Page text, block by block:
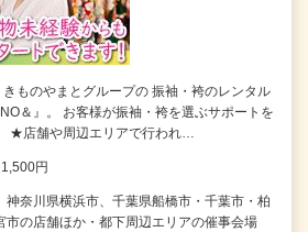
きものやまとグループの 振袖・袴のレンタル
＆』。 お客様が振袖・袴を選ぶサポートを
★店舗や周辺エリアで行われ…
円
神奈川県横浜市、千葉県船橋市・千葉市・柏
市の店舗ほか・都下周辺エリアの催事会場